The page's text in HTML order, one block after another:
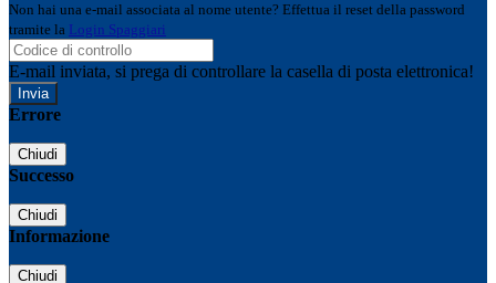
Non hai una e-mail associata al nome utente? Effettua il reset della password
tramite la Login Spaggiari
E-mail inviata, si prega di controllare la casella di posta elettronica!
Errore
Chiudi
Successo
Chiudi
Informazione
Chiudi